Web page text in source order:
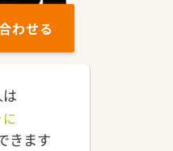
わせる
に
きます